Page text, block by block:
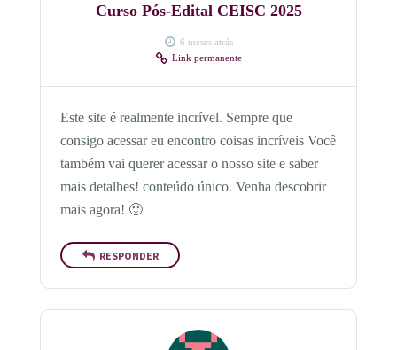
Curso Pós-Edital CEISC 2025
6 meses atrás
Link permanente
Este site é realmente incrível. Sempre que
consigo acessar eu encontro coisas incríveis Você
também vai querer acessar o nosso site e saber
mais detalhes! conteúdo único. Venha descobrir
mais agora! 🙂
RESPONDER